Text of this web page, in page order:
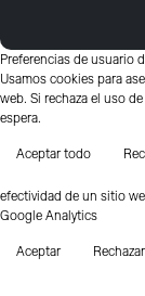
Preferencias de usuario
Usamos cookies para
web. Si rechaza el uso
espera.
Aceptar todo
efectividad de un sitio
Google Analytics
Aceptar Rechazar